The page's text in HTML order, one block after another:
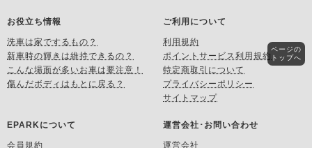
お役立ち情報
洗車は家でするもの？
新車時の輝きは維持できるの？
こんな場面が多いお車は要注意！
傷んだボディはもとに戻る？
ご利用について
利用規約
ポイントサービス利用規約
特定商取引について
プライバシーポリシー
サイトマップ
EPARKについて
会員規約
運営会社･お問い合わせ
運営会社
ページの
トップへ